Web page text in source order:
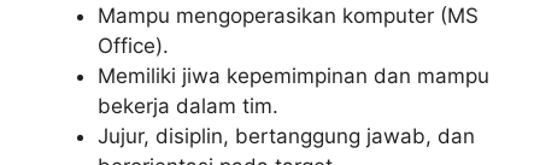
Mampu mengoperasikan komputer (MS
Office).
Memiliki jiwa kepemimpinan dan mampu
bekerja dalam tim.
Jujur, disiplin, bertanggung jawab, dan